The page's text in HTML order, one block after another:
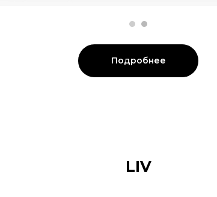
Подробнее
LIV